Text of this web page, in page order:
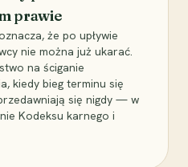
prawie
że po upływie
nie można już ukarać.
na ściganie
kiedy bieg terminu się
się nigdy — w
Kodeksu karnego i